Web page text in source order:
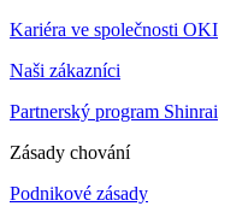
Kariéra ve společnosti OKI
Naši zákazníci
Partnerský program Shinrai
Zásady chování
Podnikové zásady